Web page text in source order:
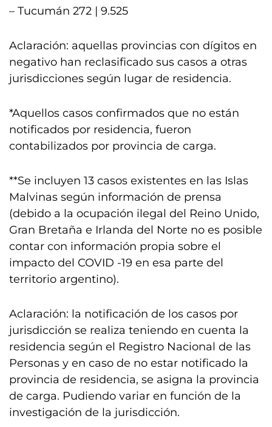
– Tucumán 272 | 9.525
Aclaración: aquellas provincias con dígitos en
negativo han reclasificado sus casos a otras
jurisdicciones según lugar de residencia.
*Aquellos casos confirmados que no están
notificados por residencia, fueron
contabilizados por provincia de carga.
**Se incluyen 13 casos existentes en las Islas
Malvinas según información de prensa
(debido a la ocupación ilegal del Reino Unido,
Gran Bretaña e Irlanda del Norte no es posible
contar con información propia sobre el
impacto del COVID -19 en esa parte del
territorio argentino).
Aclaración: la notificación de los casos por
jurisdicción se realiza teniendo en cuenta la
residencia según el Registro Nacional de las
Personas y en caso de no estar notificado la
provincia de residencia, se asigna la provincia
de carga. Pudiendo variar en función de la
investigación de la jurisdicción.